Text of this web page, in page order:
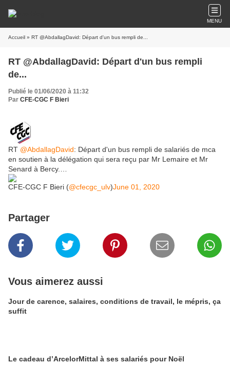
MENU
Accueil » RT @AbdallagDavid: Départ d'un bus rempli de...
RT @AbdallagDavid: Départ d'un bus rempli
de...
Publié le 01/06/2020 à 11:32
Par CFE-CGC F Bieri
RT @AbdallagDavid: Départ d'un bus rempli de salariés de mca
en soutien à la délégation qui sera reçu par Mr Lemaire et Mr
Senard à Bercy.…
CFE-CGC F Bieri (@cfecgc_ulv)June 01, 2020
Partager
Vous aimerez aussi
Jour de carence, salaires, conditions de travail, le mépris, ça
suffit
Le cadeau d’ArcelorMittal à ses salariés pour Noël